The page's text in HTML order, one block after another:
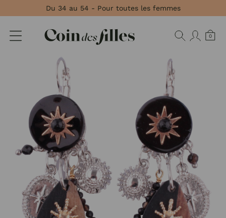
Du 34 au 54 - Pour toutes les femmes
0
Panneau de gestion des cookies